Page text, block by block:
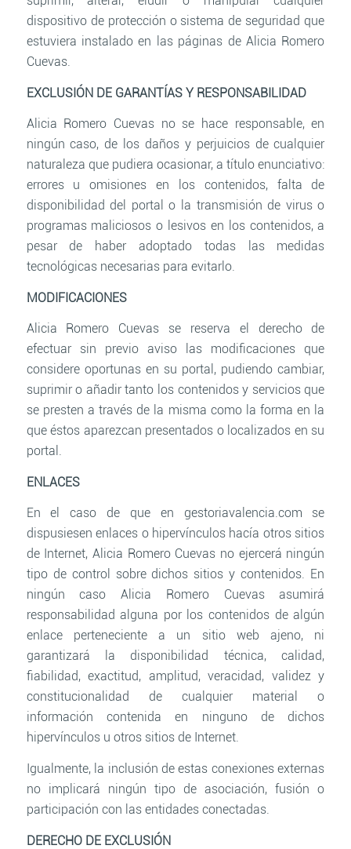
dispositivo de protección o sistema de seguridad que
estuviera instalado en las páginas de Alicia Romero
Cuevas.
EXCLUSIÓN DE GARANTÍAS Y RESPONSABILIDAD
Alicia Romero Cuevas no se hace responsable, en
ningún caso, de los daños y perjuicios de cualquier
naturaleza que pudiera ocasionar, a título enunciativo:
errores u omisiones en los contenidos, falta de
disponibilidad del portal o la transmisión de virus o
programas maliciosos o lesivos en los contenidos, a
pesar de haber adoptado todas las medidas
tecnológicas necesarias para evitarlo.
MODIFICACIONES
Alicia Romero Cuevas se reserva el derecho de
efectuar sin previo aviso las modificaciones que
considere oportunas en su portal, pudiendo cambiar,
suprimir o añadir tanto los contenidos y servicios que
se presten a través de la misma como la forma en la
que éstos aparezcan presentados o localizados en su
portal.
ENLACES
En el caso de que en gestoriavalencia.com se
dispusiesen enlaces o hipervínculos hacía otros sitios
de Internet, Alicia Romero Cuevas no ejercerá ningún
tipo de control sobre dichos sitios y contenidos. En
ningún caso Alicia Romero Cuevas asumirá
responsabilidad alguna por los contenidos de algún
enlace perteneciente a un sitio web ajeno, ni
garantizará la disponibilidad técnica, calidad,
fiabilidad, exactitud, amplitud, veracidad, validez y
constitucionalidad de cualquier material o
información contenida en ninguno de dichos
hipervínculos u otros sitios de Internet.
Igualmente, la inclusión de estas conexiones externas
no implicará ningún tipo de asociación, fusión o
participación con las entidades conectadas.
DERECHO DE EXCLUSIÓN